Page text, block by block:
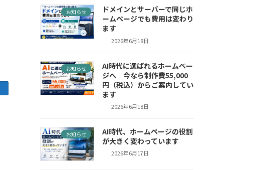
お知らせ
ドメインとサーバーで同じホ
ームページでも費用は変わり
ます
2026年6月18日
お知らせ
AI時代に選ばれるホームペー
ジへ｜今なら制作費55,000
円（税込）からご案内してい
ます
2026年6月18日
お知らせ
AI時代、ホームページの役割
が大きく変わっています
2026年6月17日